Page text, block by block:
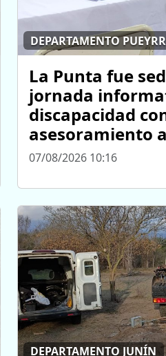
DEPARTAMENTO
La Punta fue
jornada
discapacidad
asesoramiento
07/08/2026 10:16
DEPARTAMENTO JUNÍN